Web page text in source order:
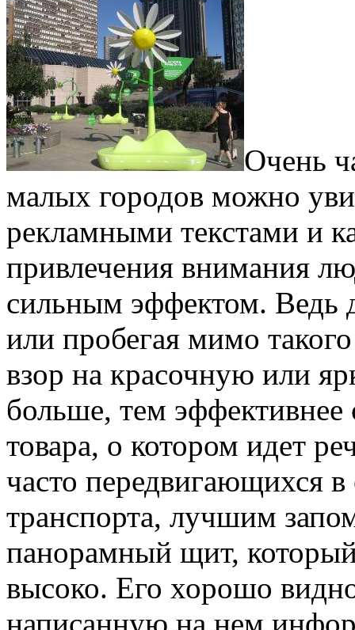
Очень
малых городов можно
рекламными текстами и
привлечения внимания
сильным эффектом. Ведь
или пробегая мимо
взор на красочную или
больше, тем эффективнее
товара, о котором идет
часто передвигающихся
транспорта, лучшим
панорамный щит,
высоко. Его хорошо
написанную на нем